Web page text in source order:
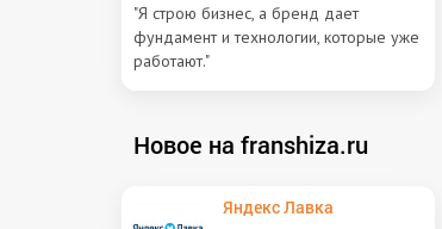
"Я строю бизнес, а бренд дает
фундамент и технологии, которые уже
работают."
Новое на franshiza.ru
Яндекс Лавка